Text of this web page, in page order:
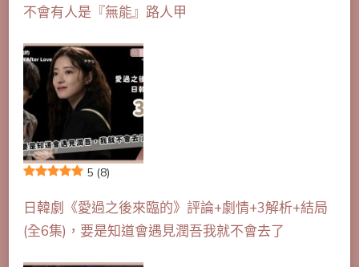
不會有人是『無能』路人甲
5 (8)
日韓劇《愛過之後來臨的》評論+劇情+3解析+結局
(全6集)，要是知道會遇見潤吾我就不會去了